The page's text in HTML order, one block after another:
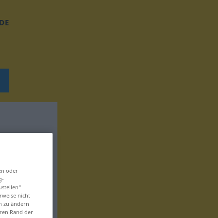
DE
oder
nicht
zu ändern
Rand der